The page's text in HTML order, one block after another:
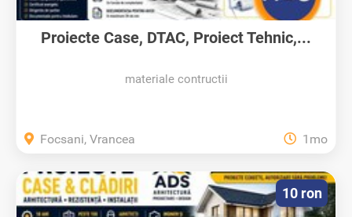
Proiecte Case, DTAC, Proiect Tehnic,...
materiale contructii
Focsani, Vrancea 1mo
10 ron